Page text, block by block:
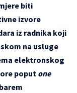
biti
izvore
iz radnika koji
na usluge
elektronskog
poput one